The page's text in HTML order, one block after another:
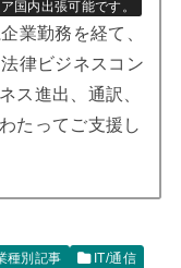
国内出張可能です。
業勤務を経て、
律ビジネスコン
ス進出、通訳、
たってご支援し
種別記事
IT/通信